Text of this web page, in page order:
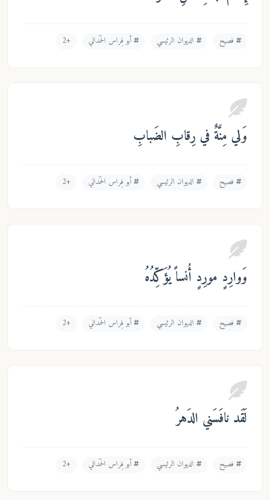
الديوان الرئيسي أبو فِراس الحَمَداني +2
مِنَّةٌ في رِقابِ الضَبابِ
الديوان الرئيسي أبو فِراس الحَمَداني +2
مورِدٍ أُنساً يُؤَكِّدُهُ
الديوان الرئيسي أبو فِراس الحَمَداني +2
نافَسَني الدَهرُ
الديوان الرئيسي أبو فِراس الحَمَداني +2